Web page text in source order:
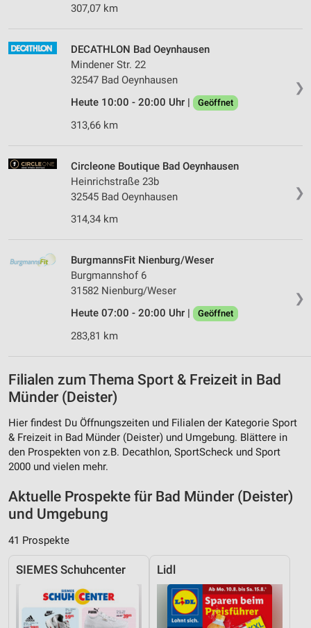
307,07 km
❯
DECATHLON Bad Oeynhausen
Mindener Str. 22
32547 Bad Oeynhausen
Heute 10:00 - 20:00 Uhr |
Geöffnet
313,66 km
❯
Circleone Boutique Bad Oeynhausen
Heinrichstraße 23b
32545 Bad Oeynhausen
314,34 km
❯
BurgmannsFit Nienburg/Weser
Burgmannshof 6
31582 Nienburg/Weser
Heute 07:00 - 20:00 Uhr |
Geöffnet
283,81 km
Filialen zum Thema Sport & Freizeit in Bad
Münder (Deister)
Hier findest Du Öffnungszeiten und Filialen der Kategorie Sport
& Freizeit in Bad Münder (Deister) und Umgebung. Blättere in
den Prospekten von z.B. Decathlon, SportScheck und Sport
2000 und vielen mehr.
Aktuelle Prospekte für Bad Münder (Deister)
und Umgebung
41 Prospekte
SIEMES Schuhcenter Lidl